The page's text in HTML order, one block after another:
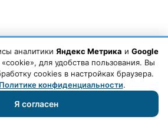
аналитики Яндекс Метрика и Google
для удобства пользования. Вы
cookies в настройках браузера.
Политике конфиденциальности.
Я согласен